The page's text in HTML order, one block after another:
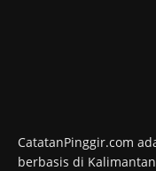
CatatanPinggir.com
berbasis di